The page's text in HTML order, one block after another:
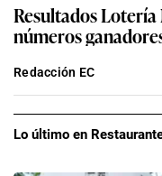
Resultados
números
Redacción EC
Lo último en